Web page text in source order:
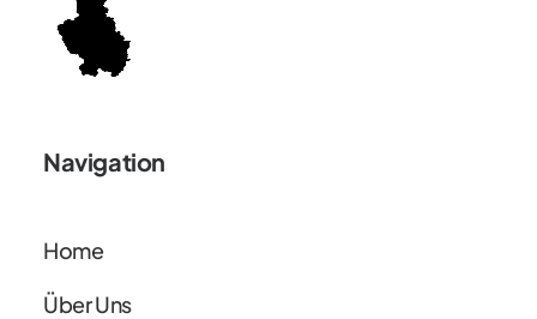
Navigation
Home
Über Uns